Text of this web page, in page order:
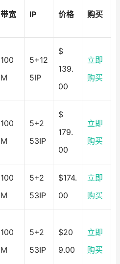
带宽 IP 价格 购买
100
M
5+12
5IP
$
139.
00
立即
购买
100
M
5+2
53IP
$
179.
00
立即
购买
100
M
5+2
53IP
$174.
00
立即
购买
100
M
5+2
53IP
$20
9.00
立即
购买